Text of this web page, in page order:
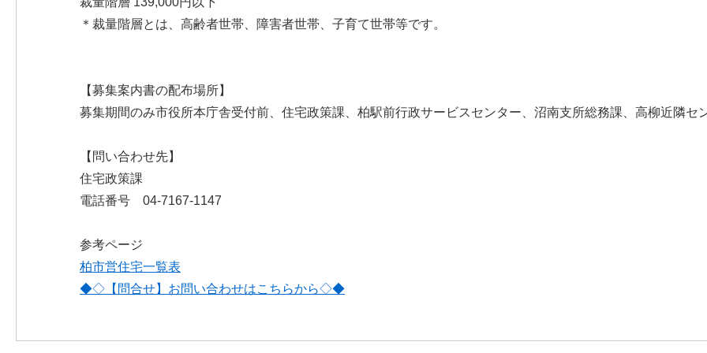
＊裁量階層とは、高齢者世帯、障害者世帯、子育て世帯等です。
【募集案内書の配布場所】
募集期間のみ市役所本庁舎受付前、住宅政策課、柏駅前行政サービスセンター、沼南支所総務課、高柳近隣セ
【問い合わせ先】
住宅政策課
電話番号 04-7167-1147
参考ページ
柏市営住宅一覧表
◆◇【問合せ】お問い合わせはこちらから◇◆